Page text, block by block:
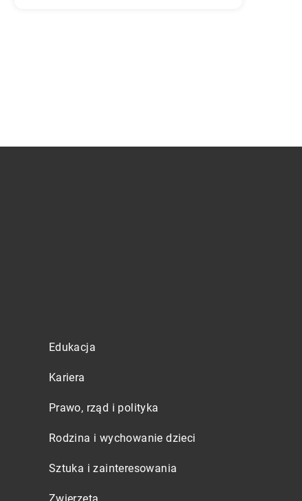
Edukacja
Kariera
Prawo, rząd i polityka
Rodzina i wychowanie dzieci
Sztuka i zainteresowania